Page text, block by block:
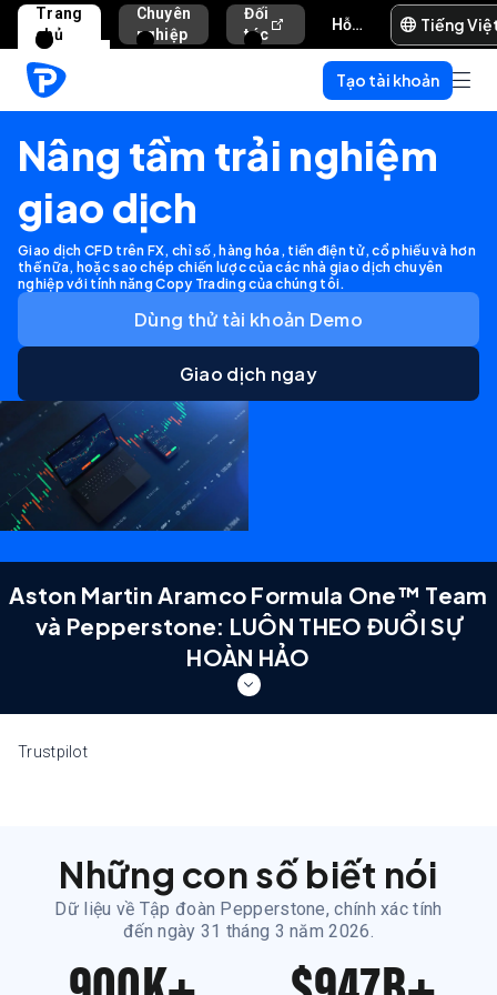
Trang
chủ
Chuyên
nghiệp
Đối
tác
Hỗ trợ và trợ giúp Tiếng
Tạo tài khoản
Nâng tầm trải nghiệm
giao dịch
Giao dịch CFD trên FX, chỉ số, hàng hóa, tiền điện tử, cổ phiếu và hơn
thế nữa, hoặc sao chép chiến lược của các nhà giao dịch chuyên
nghiệp với tính năng Copy Trading của chúng tôi.
Dùng thử tài khoản Demo
Giao dịch ngay
Aston Martin Aramco Formula One™ Team
và Pepperstone: LUÔN THEO ĐUỔI SỰ
HOÀN HẢO
One™ Team và Pepperstone:
theo đuổi sự hoàn hảo. Khám phá mối quan hệ đối tác được
xây dựng trên chuẩn mực hiệu suất khắt khe – trên đường
đua và trên thị trường.
Tìm hiểu thêm
Trustpilot
Những con số biết nói
Dữ liệu về Tập đoàn Pepperstone, chính xác tính
đến ngày 31 tháng 3 năm 2026.